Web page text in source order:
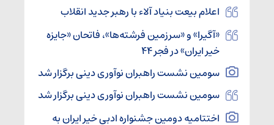
اعلام بیعت بنیاد آلاء با رهبر جدید انقلاب
«آگیرا» و «سرزمین فرشته‌ها»، فاتحان «جایزه
خیر ایران» در فجر ۴۴
سومین نشست راهبران نوآوری دینی برگزار شد
سومین نشست راهبران نوآوری دینی برگزار شد
اختتامیه دومین جشنواره ادبی خیر ایران به